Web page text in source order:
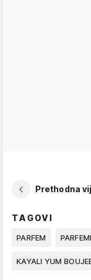
Prethodna
TAGOVI
PARFEM PARFEMI
KAYALI YUM